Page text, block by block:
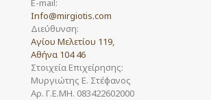
E-mail:
Info@mirgiotis.com
Διεύθυνση:
Αγίου Μελετίου 119,
Αθήνα 104 46
Στοιχεία Επιχείρησης:
Μυργιώτης Ε. Στέφανος
Αρ. Γ.Ε.ΜΗ. 083422602000